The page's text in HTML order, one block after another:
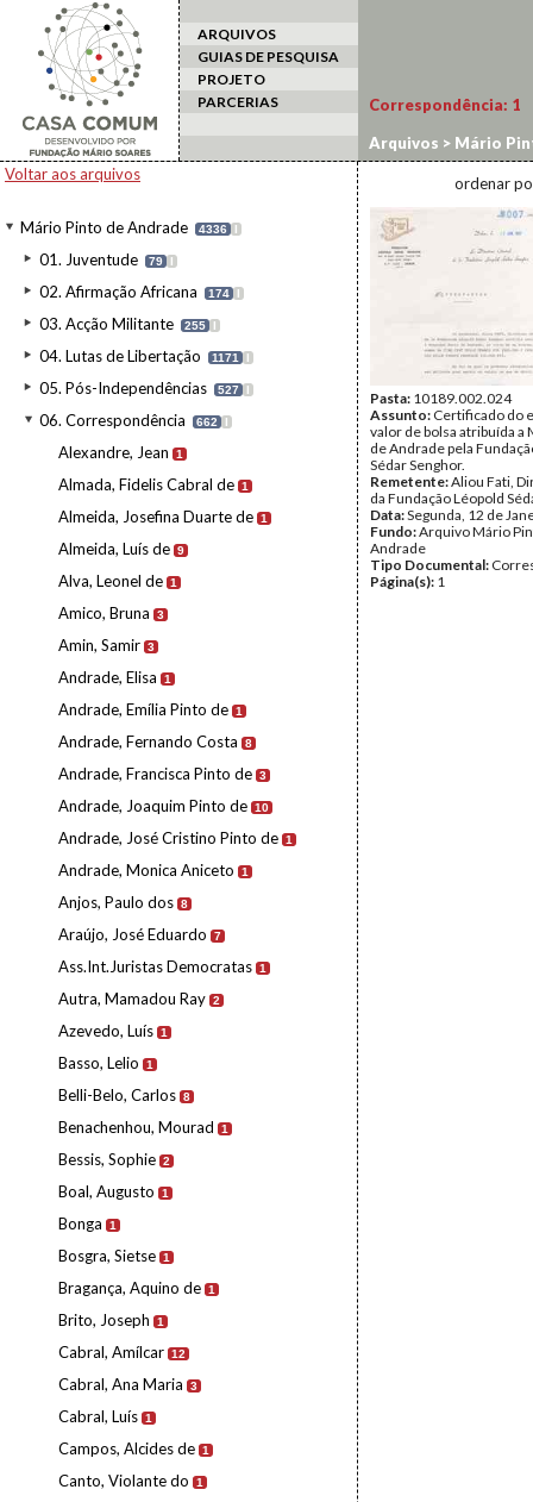
ARQUIVOS
GUIAS DE PESQUISA
PROJETO
PARCERIAS
Voltar aos arquivos
Mário Pinto de Andrade 4336 I
01. Juventude 79 I
02. Afirmação Africana 174 I
03. Acção Militante 255 I
04. Lutas de Libertação 1171 I
05. Pós-Independências 527 I
06. Correspondência 662 I
Alexandre, Jean 1
Almada, Fidelis Cabral de 1
Almeida, Josefina Duarte de 1
Almeida, Luís de 9
Alva, Leonel de 1
Amico, Bruna 3
Amin, Samir 3
Andrade, Elisa 1
Andrade, Emília Pinto de 1
Andrade, Fernando Costa 8
Andrade, Francisca Pinto de 3
Andrade, Joaquim Pinto de 10
Andrade, José Cristino Pinto de 1
Andrade, Monica Aniceto 1
Anjos, Paulo dos 8
Araújo, José Eduardo 7
Ass.Int.Juristas Democratas 1
Autra, Mamadou Ray 2
Azevedo, Luís 1
Basso, Lelio 1
Belli-Belo, Carlos 8
Benachenhou, Mourad 1
Bessis, Sophie 2
Boal, Augusto 1
Bonga 1
Bosgra, Sietse 1
Bragança, Aquino de 1
Brito, Joseph 1
Cabral, Amílcar 12
Cabral, Ana Maria 3
Cabral, Luís 1
Campos, Alcides de 1
Canto, Violante do 1
Correspondência: 1
Arquivos > Mário
ordenar
Pasta: 10189.002.024
Assunto: Certificado do
valor de bolsa atribuída a
de Andrade pela
Sédar Senghor.
Remetente:Aliou Fati,
da Fundação Léopold
Data:Segunda, 12 de
Fundo:Arquivo Mário
Andrade
Tipo Documental:
Página(s): 1